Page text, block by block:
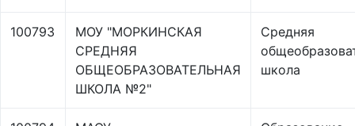
100793
МОУ "МОРКИНСКАЯ
СРЕДНЯЯ
ОБЩЕОБРАЗОВАТЕЛЬНАЯ
ШКОЛА №2"
Средняя
школа